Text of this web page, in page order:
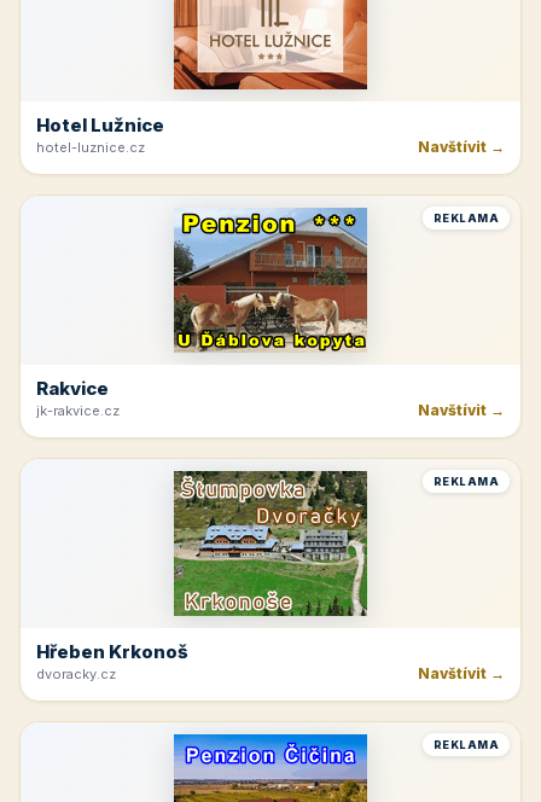
Hotel Lužnice
hotel-luznice.cz Navštívit →
REKLAMA
Rakvice
jk-rakvice.cz Navštívit →
REKLAMA
Hřeben Krkonoš
dvoracky.cz Navštívit →
REKLAMA